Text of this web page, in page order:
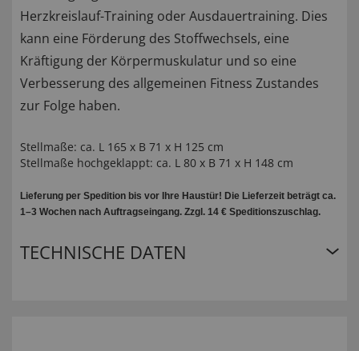
Herzkreislauf-Training oder Ausdauertraining. Dies
kann eine Förderung des Stoffwechsels, eine
Kräftigung der Körpermuskulatur und so eine
Verbesserung des allgemeinen Fitness Zustandes
zur Folge haben.
Stellmaße: ca. L 165 x B 71 x H 125 cm
Stellmaße hochgeklappt: ca. L 80 x B 71 x H 148 cm
Lieferung per Spedition bis vor Ihre Haustür! Die Lieferzeit beträgt ca.
1–3 Wochen nach Auftragseingang. Zzgl. 14 € Speditionszuschlag.
TECHNISCHE DATEN